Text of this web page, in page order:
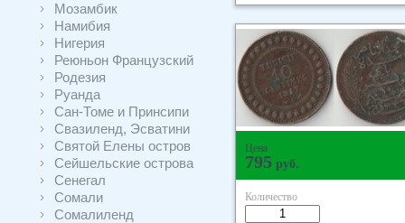
Мозамбик
Намибия
Нигерия
Реюньон Французский
Родезия
Руанда
Сан-Томе и Принсипи
Свазиленд, Эсватини
Святой Елены остров
Сейшельские острова
Сенегал
Сомали
Сомалиленд
Цена
795 руб.
Количество